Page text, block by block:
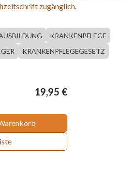
zugänglich.
KRANKENPFLEGE
KRANKENPFLEGEGESETZ
19,95 €